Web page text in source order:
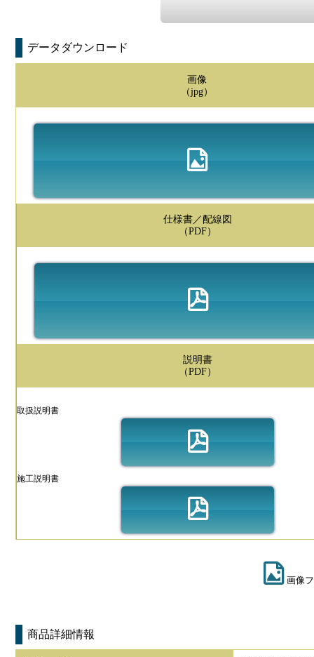
データダウンロード
画像
（jpg）
仕様書／配線図
（PDF）
説明書
（PDF）
取扱説明書
施工説明書
画像
商品詳細情報